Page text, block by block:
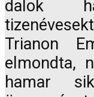
dalok
Trianon
elmondta,
hamar